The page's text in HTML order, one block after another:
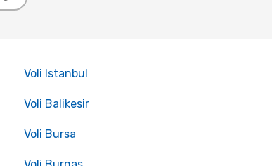
Voli Istanbul
Voli Balikesir
Voli Bursa